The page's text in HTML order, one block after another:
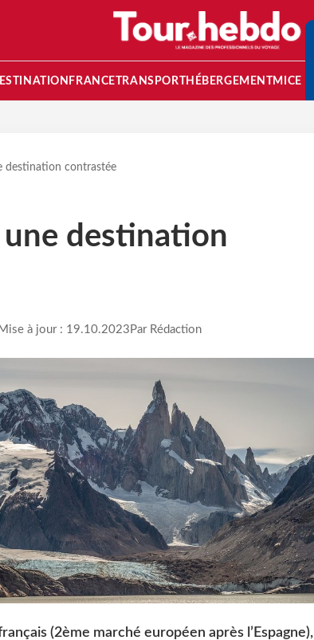
FRANCETRANSPORT HÉBERGEMENTMICE
destination contrastée
une destination
à jour : 19.10.2023 Par Rédaction
(2ème marché européen après l’Espagne),